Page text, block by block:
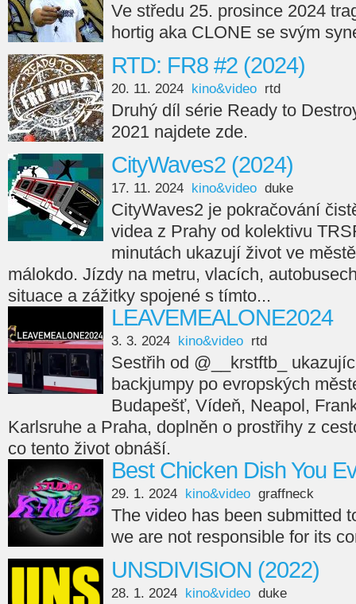
Ve středu 25. prosince 2024
hortig aka CLONE se svým
RTD: FR8 #2 (2024)
20. 11. 2024 kino&video rtd
Druhý díl série Ready to
2021 najdete zde.
CityWaves2 (2024)
17. 11. 2024 kino&video duke
CityWaves2 je pokračování
videa z Prahy od kolektivu
minutách ukazují život ve
málokdo. Jízdy na metru, vlacích,
situace a zážitky spojené s tímto...
LEAVEMEALONE2024
3. 3. 2024 kino&video rtd
Sestřih od @__krstftb_
backjumpy po evropských
Budapešť, Vídeň, Neapol,
Karlsruhe a Praha, doplněn o prostřihy z
co tento život obnáší.
Best Chicken Dish You
29. 1. 2024 kino&video graffneck
The video has been submitted
we are not responsible for its
UNSDIVISION (2022)
28. 1. 2024 kino&video duke